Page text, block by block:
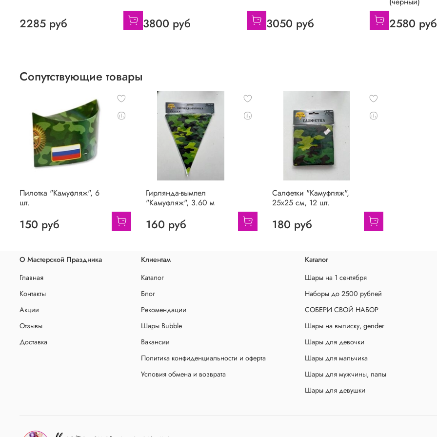
2285 руб 3800 руб 3050 руб 2580 руб
Сопутствующие товары
Пилотка "Камуфляж", 6
шт.
150 руб
Гирлянда-вымпел
"Камуфляж", 3.60 м
160 руб
Салфетки "Камуфляж",
25х25 см, 12 шт.
180 руб
О Мастерской Праздника
Главная
Контакты
Акции
Отзывы
Доставка
Клиентам
Каталог
Блог
Рекомендации
Шары Bubble
Вакансии
Политика конфиденциальности и оферта
Условия обмена и возврата
Каталог
Шары на 1 сентября
Наборы до 2500 рублей
СОБЕРИ СВОЙ НАБОР
Шары на выписку, gender
Шары для девочки
Шары для мальчика
Шары для мужчины, папы
Шары для девушки